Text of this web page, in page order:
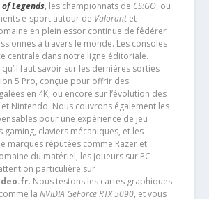
Legends, les championnats de CS:GO, ou
e-sport autour de Valorantet
en plein essor continue de fédérer
à travers le monde. Les consoles
centrale dans notre ligne éditoriale.
faut savoir sur les dernières sorties
5 Pro, conçue pour offrir des
en 4K, ou encore sur l’évolution des
Nintendo. Nous couvrons également les
pour une expérience de jeu
gaming, claviers mécaniques, et les
marques réputées comme Razer et
du matériel, les joueurs sur PC
particulière sur
. Nous testons les cartes graphiques
la NVIDIA GeForce RTX 5090, et vous